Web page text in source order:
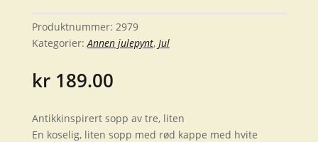
Produktnummer: 2979
Kategorier:Annen julepynt, Jul
kr189.00
Antikkinspirert sopp av tre, liten
En koselig, liten sopp med rød kappe med hvite